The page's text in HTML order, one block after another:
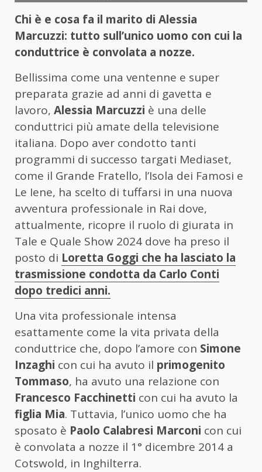
Chi è e cosa fa il marito di Alessia
Marcuzzi: tutto sull’unico uomo con cui la
conduttrice è convolata a nozze.
Bellissima come una ventenne e super
preparata grazie ad anni di gavetta e
lavoro, Alessia Marcuzzi è una delle
conduttrici più amate della televisione
italiana. Dopo aver condotto tanti
programmi di successo targati Mediaset,
come il Grande Fratello, l’Isola dei Famosi e
Le Iene, ha scelto di tuffarsi in una nuova
avventura professionale in Rai dove,
attualmente, ricopre il ruolo di giurata in
Tale e Quale Show 2024 dove ha preso il
posto di Loretta Goggi che ha lasciato la
trasmissione condotta da Carlo Conti
dopo tredici anni.
Una vita professionale intensa
esattamente come la vita privata della
conduttrice che, dopo l’amore con Simone
Inzaghi con cui ha avuto il primogenito
Tommaso, ha avuto una relazione con
Francesco Facchinetti con cui ha avuto la
figlia Mia. Tuttavia, l’unico uomo che ha
sposato è Paolo Calabresi Marconi con cui
è convolata a nozze il 1° dicembre 2014 a
Cotswold, in Inghilterra.